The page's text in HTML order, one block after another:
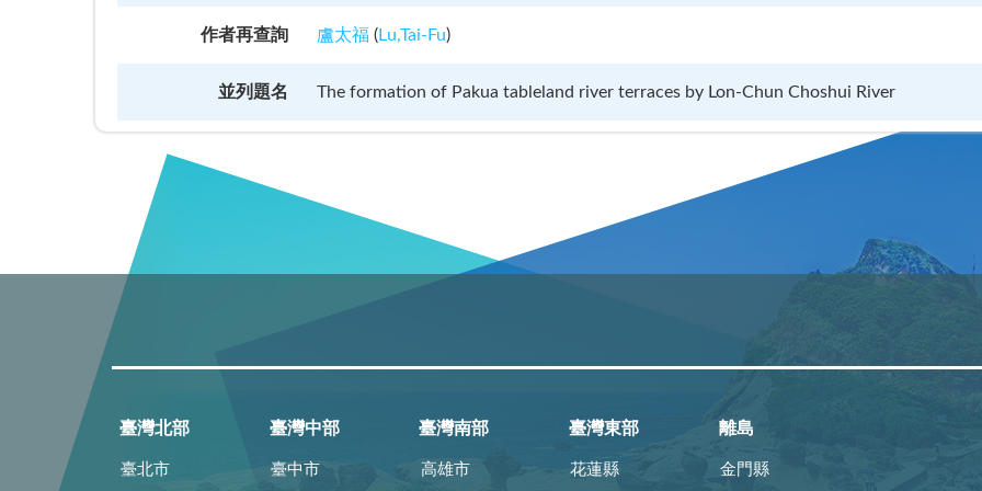
作者再查詢 盧太福(Lu,Tai-Fu)
並列題名 The formation of Pakua tableland river terraces by Lon-Chun Choshui River
臺灣北部
臺北市
臺灣中部
臺中市
臺灣南部
高雄市
臺灣東部
花蓮縣
離島
金門縣